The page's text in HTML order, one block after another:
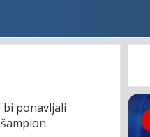
bi ponavljali